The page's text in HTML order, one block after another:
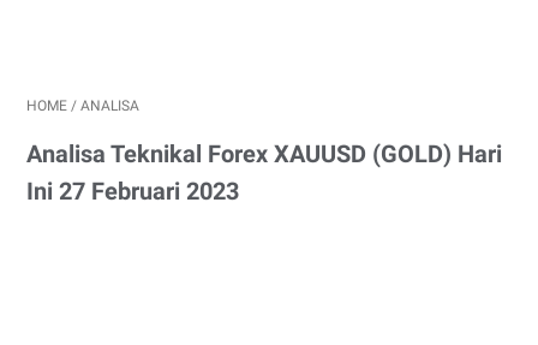
HOME / ANALISA
Analisa Teknikal Forex XAUUSD (GOLD) Hari
Ini 27 Februari 2023